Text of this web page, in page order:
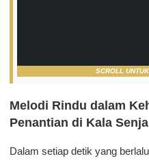
SCROLL
Melodi Rindu dalam
Penantian di Kala Senja
Dalam setiap detik yang